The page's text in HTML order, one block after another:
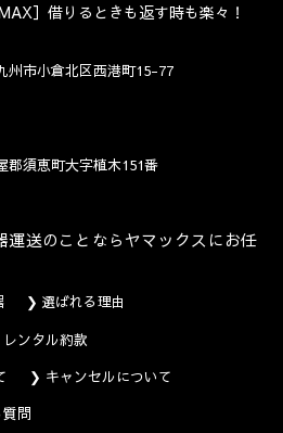
］借りるときも返す時も楽々！
州市小倉北区西港町15-77
郡須恵町大字植木151番
運送のことならヤマックスにお任
選ばれる理由
レンタル約款
キャンセルについて
問